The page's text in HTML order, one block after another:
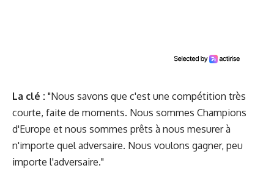
La clé : "Nous savons que c'est une compétition très
courte, faite de moments. Nous sommes Champions
d'Europe et nous sommes prêts à nous mesurer à
n'importe quel adversaire. Nous voulons gagner, peu
importe l'adversaire."